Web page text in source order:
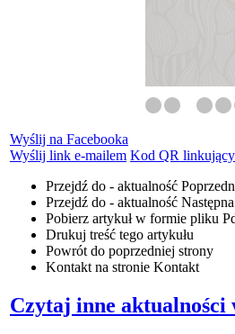
Wyślij na Facebooka
Wyślij link e-mailem Kod QR linkujący
Przejdź do - aktualność
Przejdź do - aktualność Następna
Pobierz artykuł w formie pliku
Drukuj treść tego artykułu
Powrót do poprzedniej strony
Kontakt na stronie Kontakt
Czytaj inne